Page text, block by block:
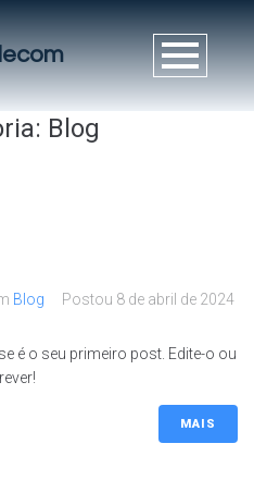
Blog
Blog Postou 8 de abril de 2024
é o seu primeiro post. Edite-o ou
MAIS